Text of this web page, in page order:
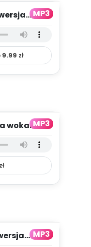
MP3
9.99 zł
MP3
wokalna
zł
MP3